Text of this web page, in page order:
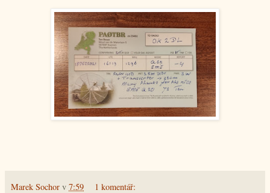
Marek Sochor v 7:59 1 komentář: